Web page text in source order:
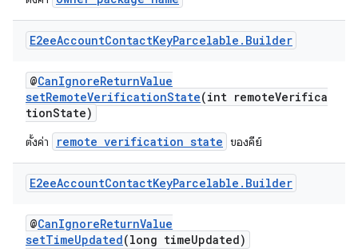
E2eeAccountContactKeyParcelable . Builder
@CanIgnoreReturnValue
setRemoteVerificationState(int remoteVerifica
tionState)
ตั้งค่า remote verification state ของคีย์
E2eeAccountContactKeyParcelable . Builder
@CanIgnoreReturnValue
setTimeUpdated(long timeUpdated)